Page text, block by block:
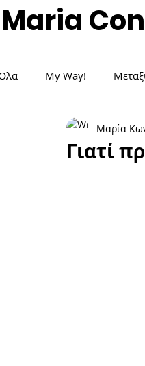
Maria
My Way!
Δημοσιεύσεις / Άρθρα
Γιατί
Μαρία